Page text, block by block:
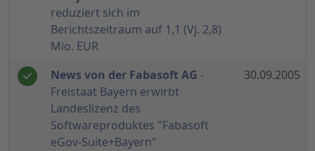
reduziert sich im
Berichtszeitraum auf 1,1 (Vj. 2,8)
Mio. EUR
News von der Fabasoft AG -
Freistaat Bayern erwirbt
Landeslizenz des
Softwareproduktes "Fabasoft
eGov-Suite+Bayern"
30.09.2005